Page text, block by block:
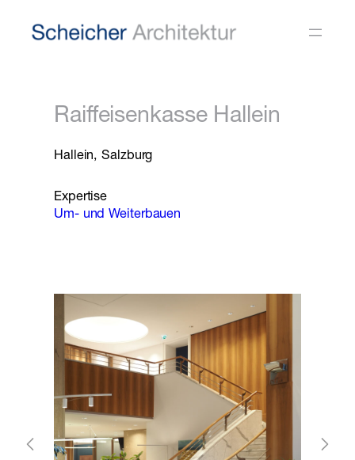
Inhalt
Raiffeisenkasse Hallein
Hallein, Salzburg
Expertise
Um- und Weiterbauen